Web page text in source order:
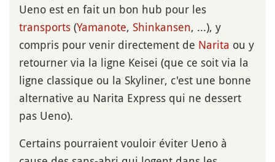
Ueno est en fait un bon hub pour les
transports (Yamanote, Shinkansen, ...), y
compris pour venir directement de Narita ou y
retourner via la ligne Keisei (que ce soit via la
ligne classique ou la Skyliner, c'est une bonne
alternative au Narita Express qui ne dessert
pas Ueno).
Certains pourraient vouloir éviter Ueno à